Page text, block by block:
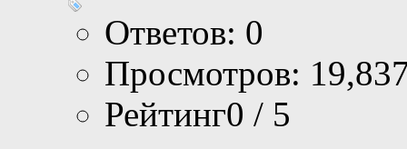
Ответов: 0
Просмотров:
Рейтинг0 / 5